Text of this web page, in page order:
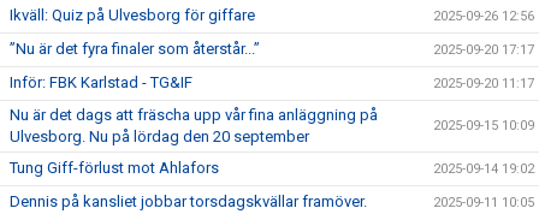
Ikväll: Quiz på Ulvesborg för giffare 2025-09-26 12:56
”Nu är det fyra finaler som återstår...” 2025-09-20 17:17
Inför: FBK Karlstad - TG&IF 2025-09-20 11:17
Nu är det dags att fräscha upp vår fina anläggning på
Ulvesborg. Nu på lördag den 20 september
2025-09-15 10:09
Tung Giff-förlust mot Ahlafors 2025-09-14 19:02
Dennis på kansliet jobbar torsdagskvällar framöver. 2025-09-11 10:05